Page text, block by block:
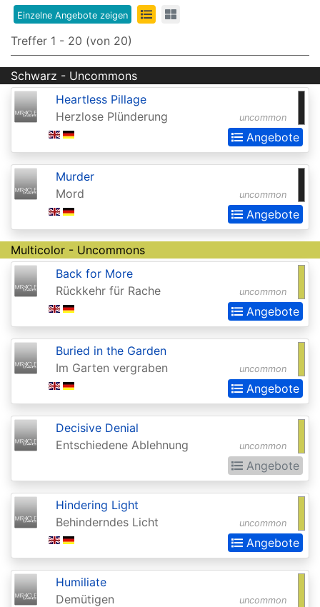
Edition
8th
9th
Edition
Adventures
in
the
Forgotten
Realms
Adventures
in
the
Forgotten
Realms:
Extras
Aether
Revolt
Aetherdrift
Aetherdrift:
Alara
Reborn
Alliances
Alpha
Amonkhet
Einzelne Angebote zeigen
Treffer 1 - 20 (von 20)
Schwarz - Uncommons
uncommon
Heartless Pillage
Herzlose Plünderung
Angebote
uncommon
Murder
Mord
Angebote
Multicolor - Uncommons
uncommon
Back for More
Rückkehr für Rache
Angebote
uncommon
Buried in the Garden
Im Garten vergraben
Angebote
uncommon
Decisive Denial
Entschiedene Ablehnung
Angebote
uncommon
Hindering Light
Behinderndes Licht
Angebote
uncommon
Humiliate
Demütigen